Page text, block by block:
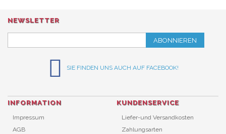
NEWSLETTER
ABONNIEREN
SIE FINDEN UNS AUCH AUF FACEBOOK!
INFORMATION
Impressum
AGB
KUNDENSERVICE
Liefer-und Versandkosten
Zahlungsarten